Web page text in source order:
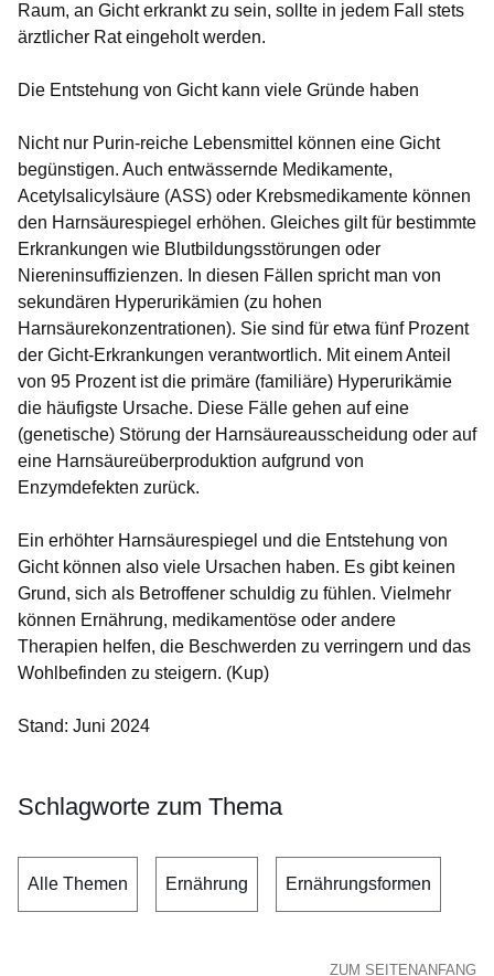
Raum, an Gicht erkrankt zu sein, sollte in jedem Fall stets
ärztlicher Rat eingeholt werden.
Die Entstehung von Gicht kann viele Gründe haben
Nicht nur Purin-reiche Lebensmittel können eine Gicht
begünstigen. Auch entwässernde Medikamente,
Acetylsalicylsäure (ASS) oder Krebsmedikamente können
den Harnsäurespiegel erhöhen. Gleiches gilt für bestimmte
Erkrankungen wie Blutbildungsstörungen oder
Niereninsuffizienzen. In diesen Fällen spricht man von
sekundären Hyperurikämien (zu hohen
Harnsäurekonzentrationen). Sie sind für etwa fünf Prozent
der Gicht-Erkrankungen verantwortlich. Mit einem Anteil
von 95 Prozent ist die primäre (familiäre) Hyperurikämie
die häufigste Ursache. Diese Fälle gehen auf eine
(genetische) Störung der Harnsäureausscheidung oder auf
eine Harnsäureüberproduktion aufgrund von
Enzymdefekten zurück.
Ein erhöhter Harnsäurespiegel und die Entstehung von
Gicht können also viele Ursachen haben. Es gibt keinen
Grund, sich als Betroffener schuldig zu fühlen. Vielmehr
können Ernährung, medikamentöse oder andere
Therapien helfen, die Beschwerden zu verringern und das
Wohlbefinden zu steigern. (Kup)
Stand: Juni 2024
Schlagworte zum Thema
Alle Themen Ernährung Ernährungsformen
ZUM SEITENANFANG